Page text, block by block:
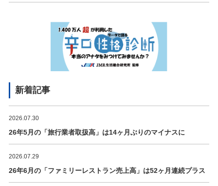
新着記事
2026.07.30
26年5月の「旅行業者取扱高」は14ヶ月ぶりのマイナスに
2026.07.29
26年6月の「ファミリーレストラン売上高」は52ヶ月連続プラス